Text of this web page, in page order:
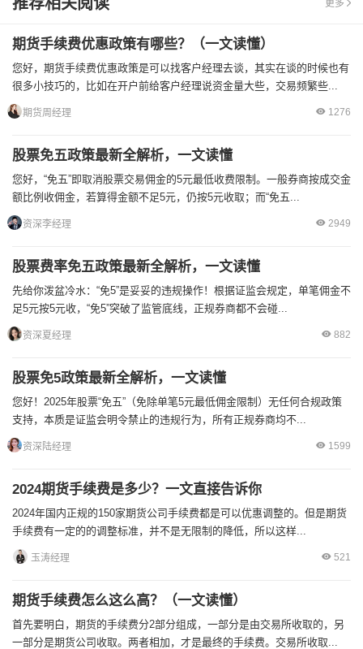
更多
期货手续费优惠政策有哪些？（一文读懂）
您好，期货手续费优惠政策是可以找客户经理去谈，其实在谈的时候也有
很多小技巧的，比如在开户前给客户经理说资金量大些，交易频繁些...
期货周经理 1276
股票免五政策最新全解析，一文读懂
您好，“免五”即取消股票交易佣金的5元最低收费限制。一般券商按成交金
额比例收佣金，若算得金额不足5元，仍按5元收取；而“免五...
资深李经理 2949
股票费率免五政策最新全解析，一文读懂
先给你泼盆冷水：“免5”是妥妥的违规操作！根据证监会规定，单笔佣金不
足5元按5元收，“免5”突破了监管底线，正规券商都不会碰...
资深夏经理 882
股票免5政策最新全解析，一文读懂
您好！2025年股票“免五”（免除单笔5元最低佣金限制）无任何合规政策
支持，本质是证监会明令禁止的违规行为，所有正规券商均不...
资深陆经理 1599
2024期货手续费是多少？一文直接告诉你
2024年国内正规的150家期货公司手续费都是可以优惠调整的。但是期货
手续费有一定的的调整标准，并不是无限制的降低，所以这样...
玉涛经理 521
期货手续费怎么这么高？（一文读懂）
首先要明白，期货的手续费分2部分组成，一部分是由交易所收取的，另
一部分是期货公司收取。两者相加，才是最终的手续费。交易所收取...